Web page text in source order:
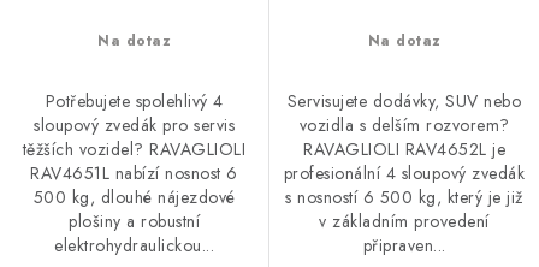
Na dotaz
Potřebujete spolehlivý 4
sloupový zvedák pro servis
těžších vozidel? RAVAGLIOLI
RAV4651L nabízí nosnost 6
500 kg, dlouhé nájezdové
plošiny a robustní
elektrohydraulickou...
Na dotaz
Servisujete dodávky, SUV nebo
vozidla s delším rozvorem?
RAVAGLIOLI RAV4652L je
profesionální 4 sloupový zvedák
s nosností 6 500 kg, který je již
v základním provedení
připraven...